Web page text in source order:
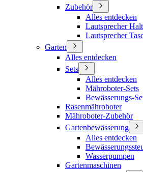
Zubehör
Alles entdecken
Lautsprecher
Lautsprecher
Garten
Alles entdecken
Sets
Alles entdecken
Mähroboter-Sets
Bewässerungs-
Rasenmähroboter
Mähroboter-Zubehör
Gartenbewässerung
Alles entdecken
Wasserpumpen
Gartenmaschinen